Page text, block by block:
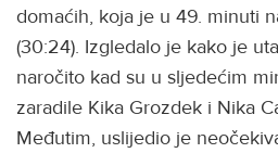
domaćih, koja je u 49. minuti
(30:24). Izgledalo je kako je
naročito kad su u sljedećim
zaradile Kika Grozdek i Nika
Međutim, uslijedio je